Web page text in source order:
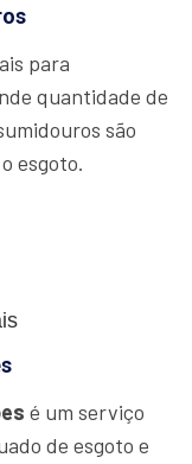
para
quantidade de
são
esgoto.
é um serviço
de esgoto e